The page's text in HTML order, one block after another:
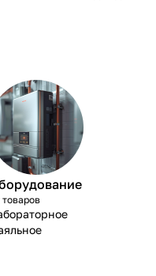
товаров